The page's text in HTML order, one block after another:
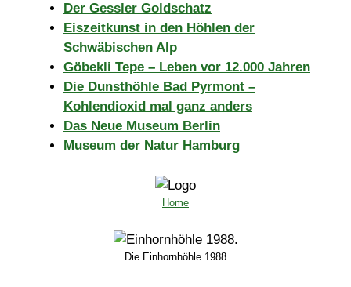
Der Gessler Goldschatz
Eiszeitkunst in den Höhlen der
Schwäbischen Alp
Göbekli Tepe – Leben vor 12.000 Jahren
Die Dunsthöhle Bad Pyrmont –
Kohlendioxid mal ganz anders
Das Neue Museum Berlin
Museum der Natur Hamburg
Home
Die Einhornhöhle 1988